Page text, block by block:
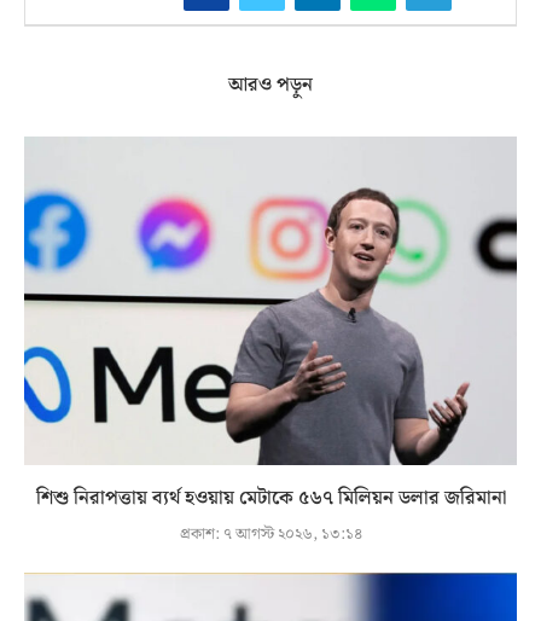
আরও পড়ুন
শিশু নিরাপত্তায় ব্যর্থ হওয়ায় মেটাকে ৫৬৭ মিলিয়ন ডলার জরিমানা
প্রকাশ: ৭ আগস্ট ২০২৬, ১৩:১৪